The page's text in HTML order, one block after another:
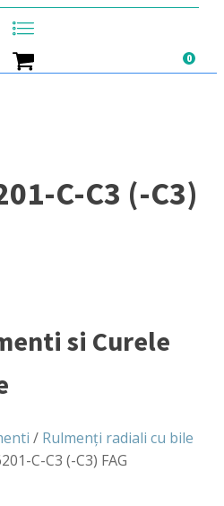
0
C-C3 (-C3)
si Curele
/ Rulmenți radiali cu bile
C-C3 (-C3) FAG